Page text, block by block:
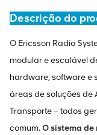
Descrição do
O Ericsson Radio
modular e escalável
hardware, software e
áreas de soluções de
Transporte – todos
comum.O sistema de